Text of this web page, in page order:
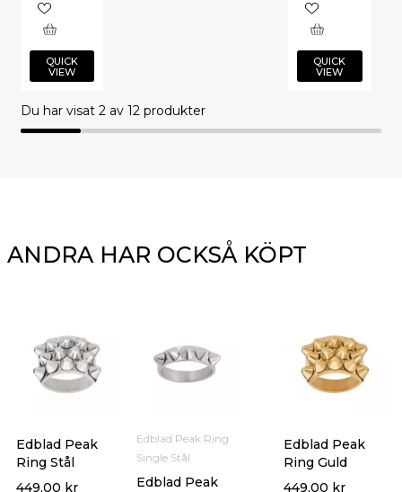
QUICK
VIEW
QUICK
VIEW
Du har visat 2av 12 produkter
ANDRA HAR OCKSÅ KÖPT
Edblad Peak
Ring Stål
449.00 kr
Edblad Peak
Ring Guld
449.00 kr
Edblad Peak Ring
Single Stål
Edblad Peak